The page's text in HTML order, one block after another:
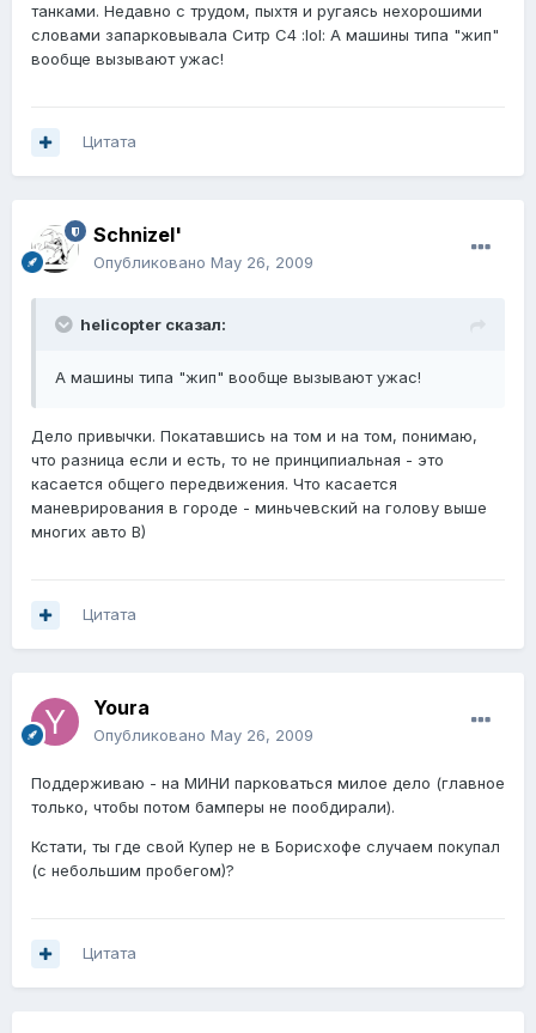
танками. Недавно с трудом, пыхтя и ругаясь нехорошими
словами запарковывала Ситр С4 :lol: А машины типа "жип"
вообще вызывают ужас!
Цитата
Schnizel'
Опубликовано May 26, 2009
helicopter сказал:
А машины типа "жип" вообще вызывают ужас!
Дело привычки. Покатавшись на том и на том, понимаю,
что разница если и есть, то не принципиальная - это
касается общего передвижения. Что касается
маневрирования в городе - миньчевский на голову выше
многих авто B)
Цитата
Youra
Опубликовано May 26, 2009
Поддерживаю - на МИНИ парковаться милое дело (главное
только, чтобы потом бамперы не пообдирали).
Кстати, ты где свой Купер не в Борисхофе случаем покупал
(с небольшим пробегом)?
Цитата